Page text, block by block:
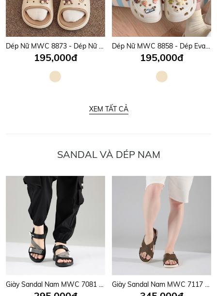
Dép Nữ MWC 8873 - Dép Nữ Quai Ngang Bản To Đính Charm Gấu, Coffe Êm Chân, Dễ Thương, Năng Động.
195,000đ
Dép Nữ MWC 8858 - Dép Eva Nữ Gắn Charm Chữ Nổi, Hoa, Thú Cưng Dễ Thương, Đi Học, Đi Chơi Cực Xinh.
195,000đ
XEM TẤT CẢ
SANDAL VÀ DÉP NAM
Giày Sandal Nam MWC 7081 - Sandal Nam Quai Ngang Chéo Phối Lót Dán Thời Trang, Sandal Nam Công Sở Năng Động, Trẻ Trung. Giày Sandal Nam MWC 7117 - Sandal Nam Hai Quai Chéo Êm Nhẹ, Thanh Lịch, Trẻ Trung, Năng Động, Thời Trang.